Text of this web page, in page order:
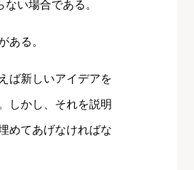
い場合である。
ある。
ば新しいアイデアを
しかし、それを説明
めてあげなければな